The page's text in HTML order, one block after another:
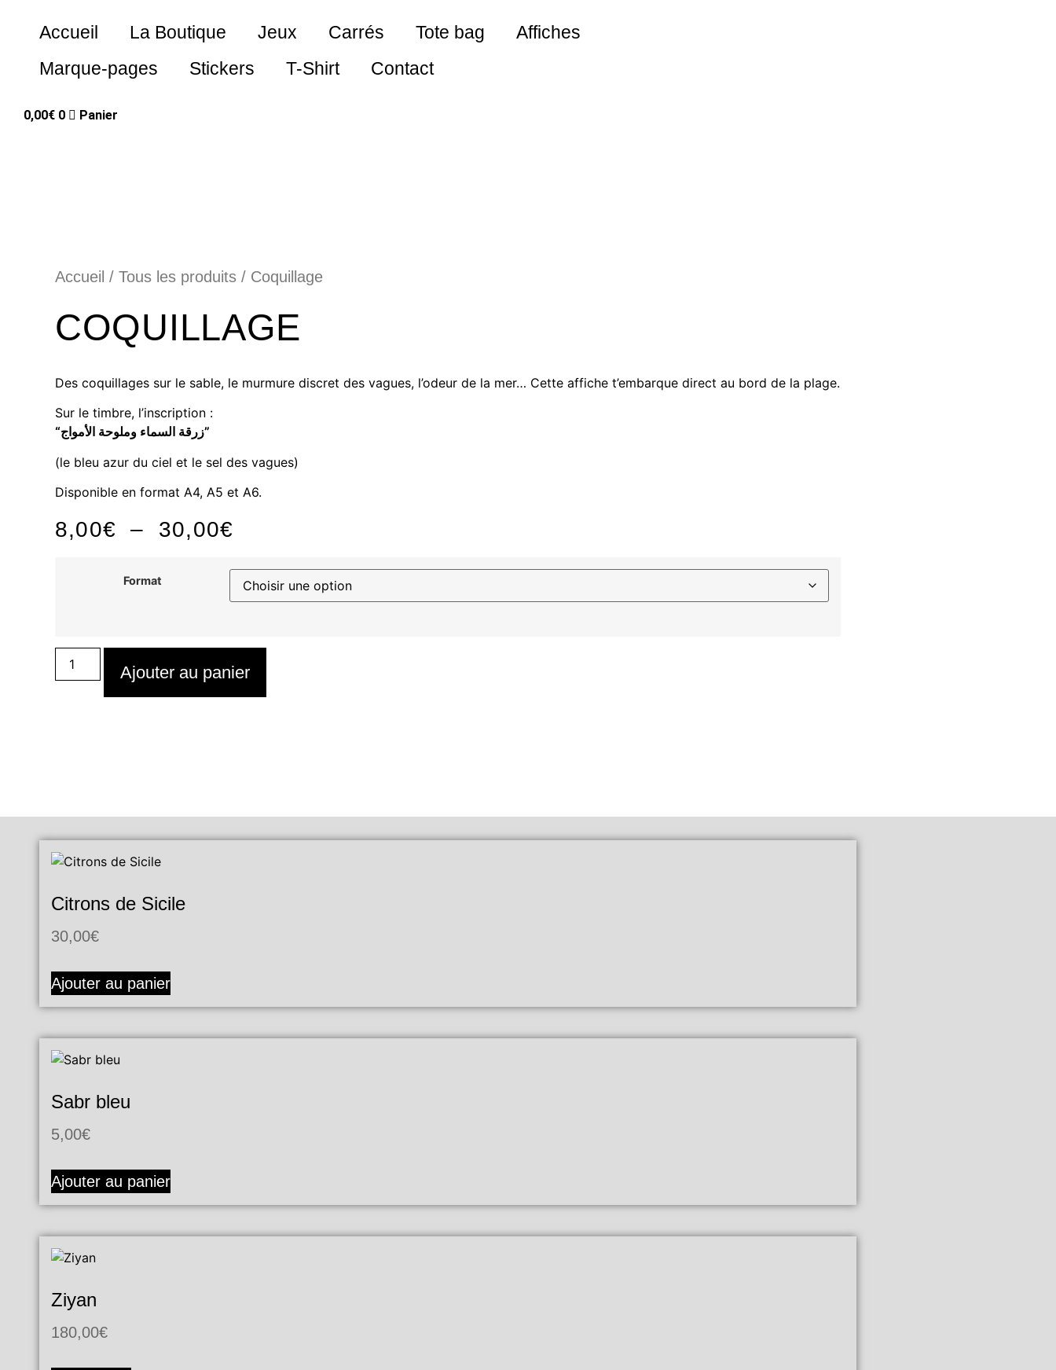
Accueil La Boutique Jeux Carrés Tote bag
Affiches
Marque-pages
Stickers T-Shirt Contact
0,00€ 0 Panier
Accueil / Tous les produits / Coquillage
COQUILLAGE
Des coquillages sur le sable, le murmure discret des vagues, l’odeur de la mer… Cette affiche t’embarque direct au bord de la plage.
Sur le timbre, l’inscription :
“زرقة السماء وملوحة الأمواج”
(le bleu azur du ciel et le sel des vagues)
Disponible en format A4, A5 et A6.
8,00€ – 30,00€
prix :
à
30,00€
Format
quantité
Coquillage
Ajouter au panier
Citrons de Sicile
30,00€
Ajouter au panier
Sabr bleu
5,00€
Ajouter au panier
Ziyan
180,00€